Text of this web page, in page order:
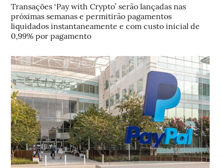
Transações ‘Pay with Crypto’ serão lançadas nas
próximas semanas e permitirão pagamentos
liquidados instantaneamente e com custo inicial de
0,99% por pagamento